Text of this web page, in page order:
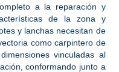
a la reparación y
de la zona y
y lanchas necesitan de
como carpintero de
vinculadas al
conformando junto a